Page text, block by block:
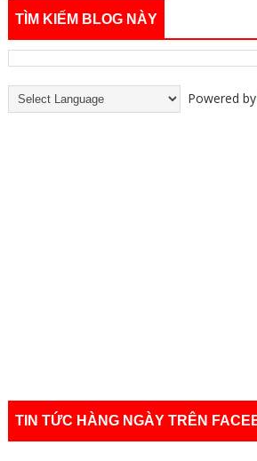
TÌM KIẾM BLOG NÀY
Powered by
TIN TỨC HÀNG NGÀY TRÊN